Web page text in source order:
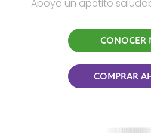
Apoya un apetito
CONOCER
COMPRAR